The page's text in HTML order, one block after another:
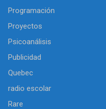
Programación
Proyectos
Psicoanálisis
Publicidad
Quebec
radio escolar
Rare